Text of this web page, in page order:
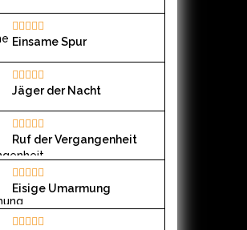
Einsame Spur
Jäger der Nacht
Ruf der Vergangenheit
Eisige Umarmung